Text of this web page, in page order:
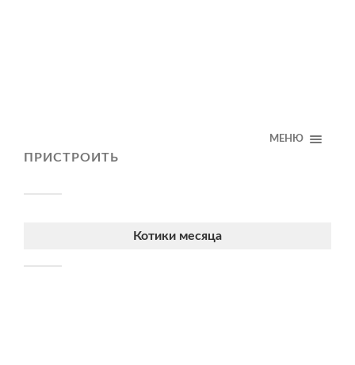
МЕНЮ
ПРИСТРОИТЬ
Котики месяца